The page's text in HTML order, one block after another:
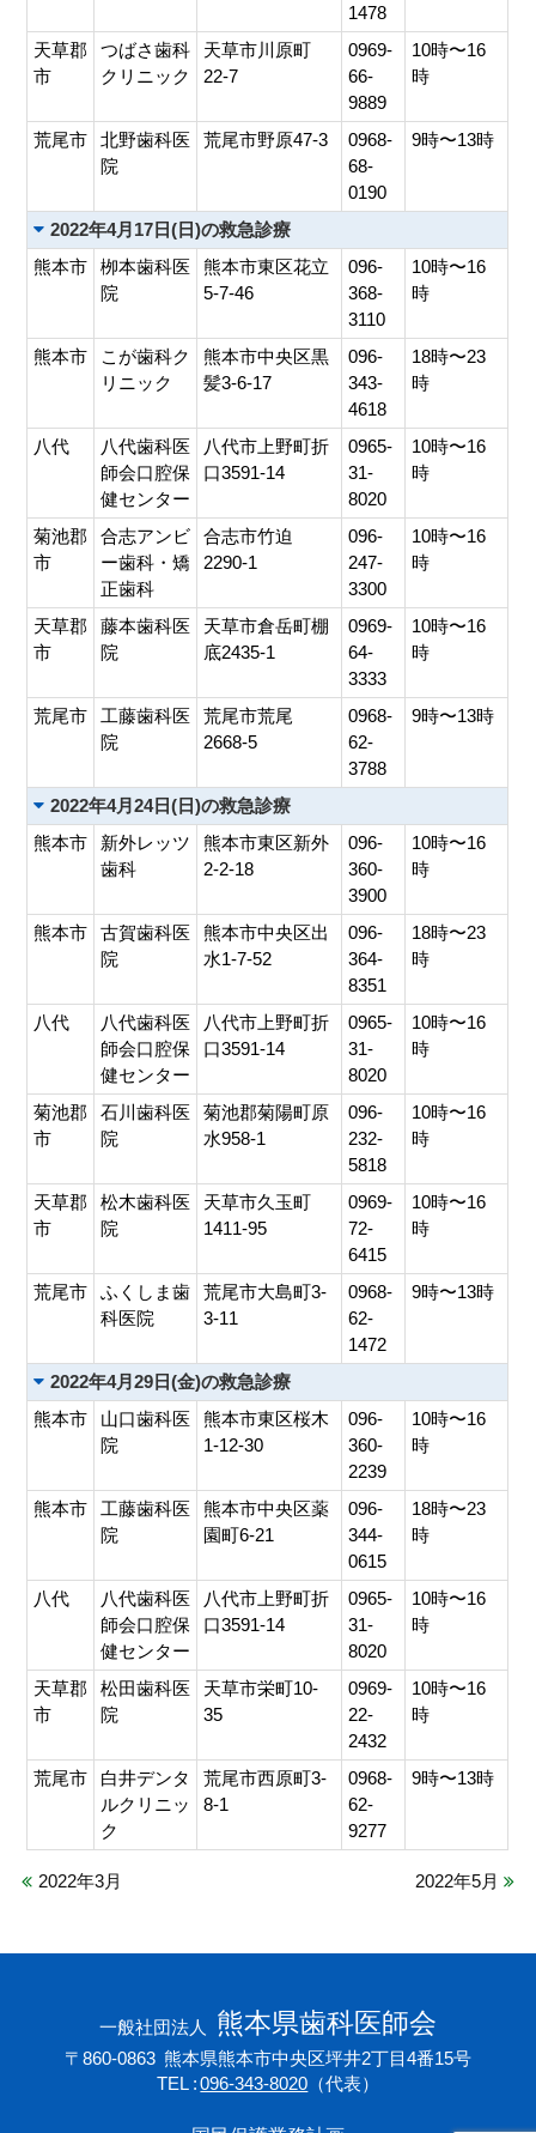
1478
天草郡
市
つばさ歯科
クリニック
天草市川原町
22-7
0969-
66-
9889
10時〜16
時
荒尾市
北野歯科医
院
荒尾市野原47-3
0968-
68-
0190
9時〜13時
2022年4月17日(日)の救急診療
熊本市
栁本歯科医
院
熊本市東区花立
5-7-46
096-
368-
3110
10時〜16
時
熊本市
こが歯科ク
リニック
熊本市中央区黒
髪3-6-17
096-
343-
4618
18時〜23
時
八代
八代歯科医
師会口腔保
健センター
八代市上野町折
口3591-14
0965-
31-
8020
10時〜16
時
菊池郡
市
合志アンビ
ー歯科・矯
正歯科
合志市竹迫
2290-1
096-
247-
3300
10時〜16
時
天草郡
市
藤本歯科医
院
天草市倉岳町棚
底2435-1
0969-
64-
3333
10時〜16
時
荒尾市
工藤歯科医
院
荒尾市荒尾
2668-5
0968-
62-
3788
9時〜13時
2022年4月24日(日)の救急診療
熊本市
新外レッツ
歯科
熊本市東区新外
2-2-18
096-
360-
3900
10時〜16
時
熊本市
古賀歯科医
院
熊本市中央区出
水1-7-52
096-
364-
8351
18時〜23
時
八代
八代歯科医
師会口腔保
健センター
八代市上野町折
口3591-14
0965-
31-
8020
10時〜16
時
菊池郡
市
石川歯科医
院
菊池郡菊陽町原
水958-1
096-
232-
5818
10時〜16
時
天草郡
市
松木歯科医
院
天草市久玉町
1411-95
0969-
72-
6415
10時〜16
時
荒尾市
ふくしま歯
科医院
荒尾市大島町3-
3-11
0968-
62-
1472
9時〜13時
2022年4月29日(金)の救急診療
熊本市
山口歯科医
院
熊本市東区桜木
1-12-30
096-
360-
2239
10時〜16
時
熊本市
工藤歯科医
院
熊本市中央区薬
園町6-21
096-
344-
0615
18時〜23
時
八代
八代歯科医
師会口腔保
健センター
八代市上野町折
口3591-14
0965-
31-
8020
10時〜16
時
天草郡
市
松田歯科医
院
天草市栄町10-
35
0969-
22-
2432
10時〜16
時
荒尾市
白井デンタ
ルクリニッ
ク
荒尾市西原町3-
8-1
0968-
62-
9277
9時〜13時
2022年3月 2022年5月
一般社団法人 熊本県歯科医師会
〒860-0863 熊本県熊本市中央区坪井2丁目4番15号
TEL
096-343-8020 （代表）